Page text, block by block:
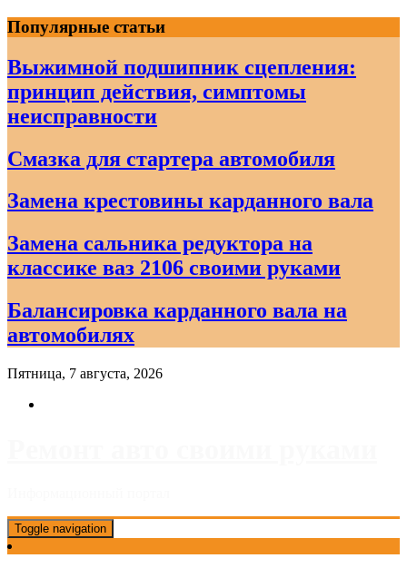
Skip
to
content
Популярные статьи
Выжимной подшипник сцепления:
принцип действия, симптомы
неисправности
Смазка для стартера автомобиля
Замена крестовины карданного вала
Замена сальника редуктора на
классике ваз 2106 своими руками
Балансировка карданного вала на
автомобилях
Пятница, 7 августа, 2026
Toggle navigation